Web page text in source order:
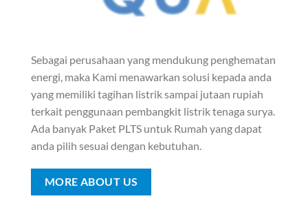
Sebagai perusahaan yang mendukung penghematan
energi, maka Kami menawarkan solusi kepada anda
yang memiliki tagihan listrik sampai jutaan rupiah
terkait penggunaan pembangkit listrik tenaga surya.
Ada banyak Paket PLTS untuk Rumah yang dapat
anda pilih sesuai dengan kebutuhan.
MORE ABOUT US